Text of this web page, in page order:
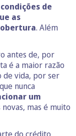
de
as
. Além
antes de, por
é a maior razão
de vida, por ser
nunca
um
mas é muito